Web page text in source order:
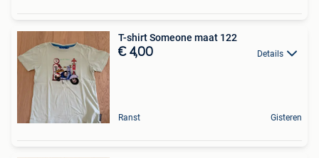
T-shirt Someone maat 122
€ 4,00 Details
Ranst Gisteren